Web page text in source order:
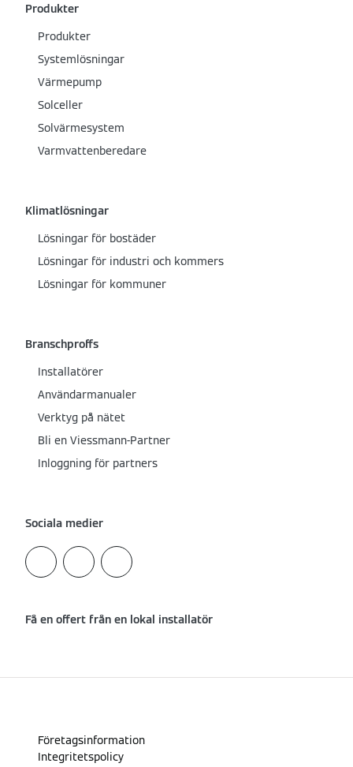
Produkter
Produkter
Systemlösningar
Värmepump
Solceller
Solvärmesystem
Varmvattenberedare
Klimatlösningar
Lösningar för bostäder
Lösningar för industri och kommers
Lösningar för kommuner
Branschproffs
Installatörer
Användarmanualer
Verktyg på nätet
Bli en Viessmann-Partner
Inloggning för partners
Sociala medier
Få en offert från en lokal installatör
Företagsinformation
Integritetspolicy